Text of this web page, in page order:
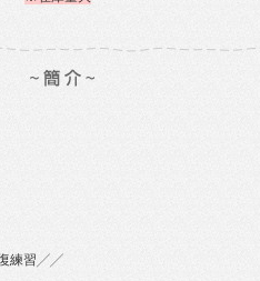
復練習╱╱